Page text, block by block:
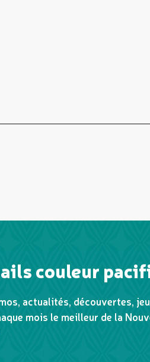
couleur
actualités, découvertes,
mois le meilleur de la